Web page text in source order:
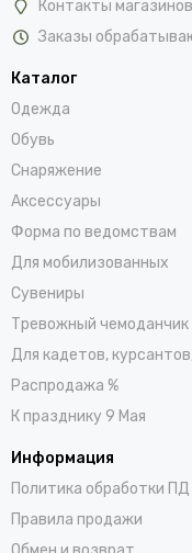
Контакты
Заказы
Каталог
Одежда
Обувь
Снаряжение
Аксессуары
Форма по ведомствам
Для мобилизованных
Сувениры
Тревожный чемоданчик
Для кадетов,
Распродажа %
К празднику 9 Мая
Информация
Политика обработки ПД
Правила продажи